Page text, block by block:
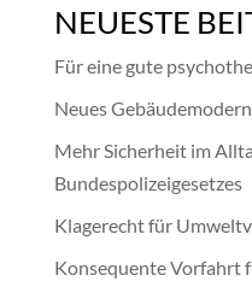
NEUESTE
Für eine gute
Neues
Mehr Sicherheit im
Bundespolizeigesetzes
Klagerecht für
Konsequente